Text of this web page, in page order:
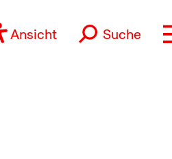
Ansicht Suche